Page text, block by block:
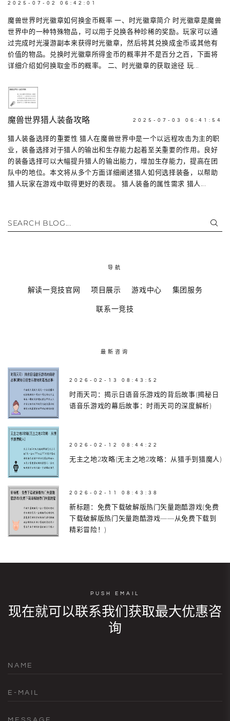
2025-07-02 06:42:01
魔兽世界时光徽章如何换金币概率 一、时光徽章简介 时光徽章是魔兽
世界中的一种特殊物品，可以用于兑换各种珍稀的奖励。玩家可以通
过完成时光漫游副本来获得时光徽章，然后将其兑换成金币或其他有
价值的物品。兑换时光徽章所得金币的概率并不是百分之百，下面将
详细介绍如何换取金币的概率。 二、时光徽章的获取途径 玩...
魔兽世界猎人装备攻略 2025-07-03 06:41:54
猎人装备选择的重要性 猎人在魔兽世界中是一个以远程攻击为主的职
业，装备选择对于猎人的输出和生存能力起着至关重要的作用。良好
的装备选择可以大幅提升猎人的输出能力，增加生存能力，提高在团
队中的地位。本文将从多个方面详细阐述猎人如何选择装备，以帮助
猎人玩家在游戏中取得更好的表现。 猎人装备的属性需求 猎人...
SEARCH BLOG...
导航
解读一竞技官网 项目展示 游戏中心 集团服务
联系一竞技
最新咨询
2026-02-13 08:43:52
时雨天司：揭示日语音乐游戏的背后故事(揭秘日
语音乐游戏的幕后故事：时雨天司的深度解析)
2026-02-12 08:44:22
无主之地2攻略(无主之地2攻略：从猎手到猎魔人)
2026-02-11 08:43:38
新标题：免费下载破解版热门矢量跑酷游戏(免费
下载破解版热门矢量跑酷游戏——从免费下载到
精彩冒险！)
PUSH EMAIL
现在就可以联系我们获取最大优惠咨
询
NAME
E-MAIL